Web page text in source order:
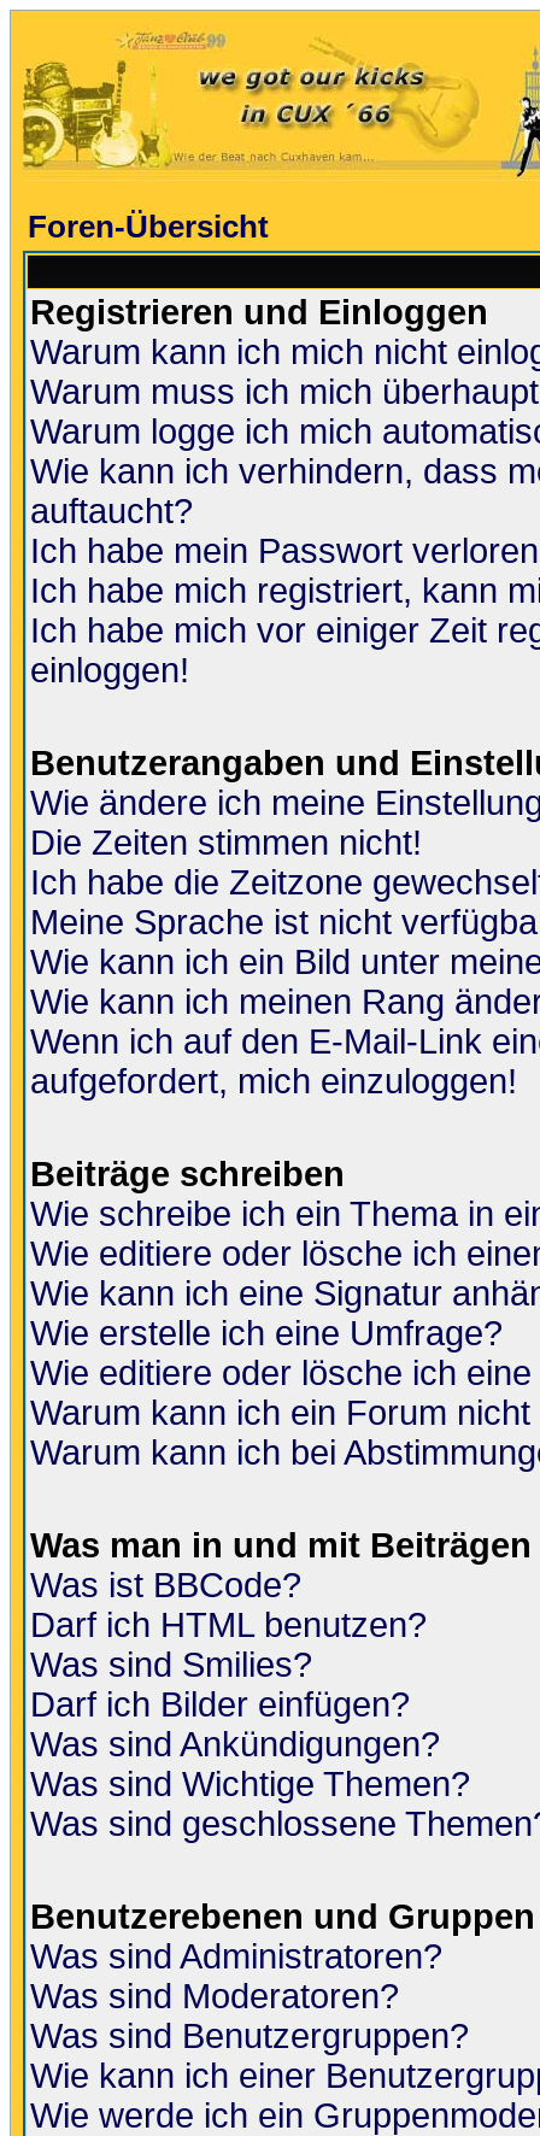
Foren-Übersicht
Registrieren und Einloggen
Warum kann ich mich nicht
Warum muss ich mich
Warum logge ich mich
Wie kann ich verhindern, dass
auftaucht?
Ich habe mein Passwort
Ich habe mich registriert, kann
Ich habe mich vor einiger Zeit
einloggen!
Benutzerangaben und
Wie ändere ich meine
Die Zeiten stimmen nicht!
Ich habe die Zeitzone
Meine Sprache ist nicht
Wie kann ich ein Bild unter
Wie kann ich meinen Rang
Wenn ich auf den E-Mail-Link
aufgefordert, mich einzuloggen!
Beiträge schreiben
Wie schreibe ich ein Thema in
Wie editiere oder lösche ich
Wie kann ich eine Signatur
Wie erstelle ich eine Umfrage?
Wie editiere oder lösche ich
Warum kann ich ein Forum
Warum kann ich bei
Was man in und mit
Was ist BBCode?
Darf ich HTML benutzen?
Was sind Smilies?
Darf ich Bilder einfügen?
Was sind Ankündigungen?
Was sind Wichtige Themen?
Was sind geschlossene
Benutzerebenen und Gruppen
Was sind Administratoren?
Was sind Moderatoren?
Was sind Benutzergruppen?
Wie kann ich einer
Wie werde ich ein